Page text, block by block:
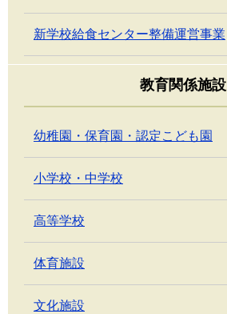
新学校給食センター整備運営事業
教育関係施設
幼稚園・保育園・認定こども園
小学校・中学校
高等学校
体育施設
文化施設